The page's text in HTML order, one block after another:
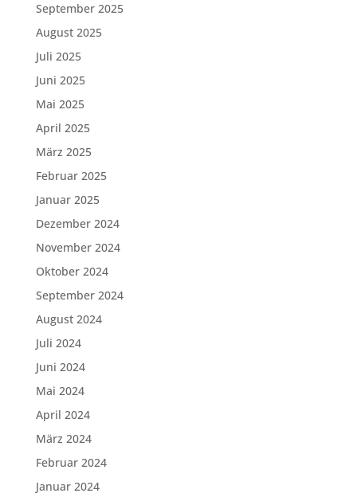
September 2025
August 2025
Juli 2025
Juni 2025
Mai 2025
April 2025
März 2025
Februar 2025
Januar 2025
Dezember 2024
November 2024
Oktober 2024
September 2024
August 2024
Juli 2024
Juni 2024
Mai 2024
April 2024
März 2024
Februar 2024
Januar 2024